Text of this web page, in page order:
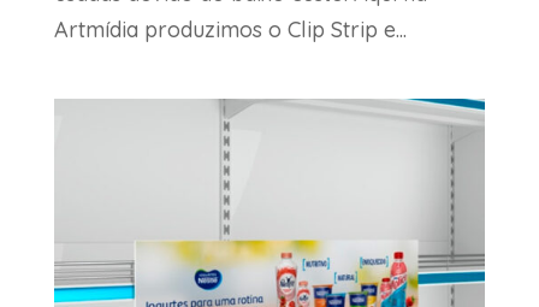
Artmídia produzimos o Clip Strip e...